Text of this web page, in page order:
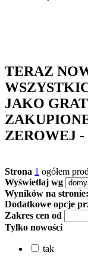
TERAZ
JAKO
ZEROWEJ
Strona 1 ogółem
Wyświetlaj wg
Wyników na stronie:
Dodatkowe opcje
Zakres cen od
Tylko nowości
tak